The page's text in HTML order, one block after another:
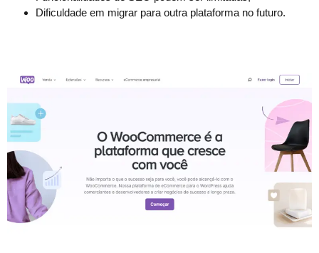
Dificuldade em migrar para outra plataforma no futuro.